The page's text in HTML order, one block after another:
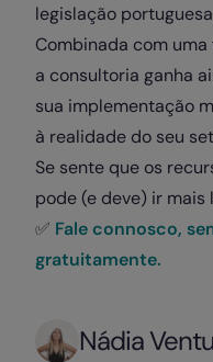
legislação
Combinada com
a consultoria ganha
sua implementação
à realidade do seu
Se sente que os
pode (e deve) ir mais
✅ Fale connosco,
gratuitamente.
Nádia